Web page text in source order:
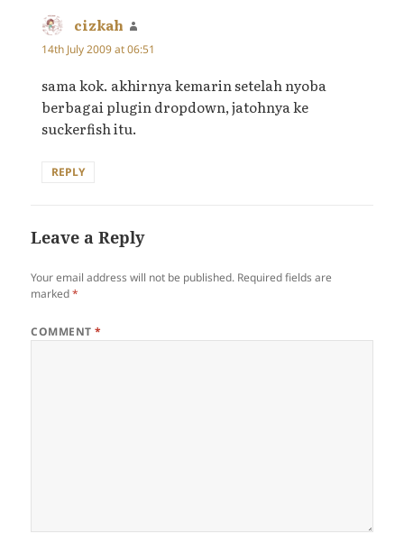
cizkah
14th July 2009 at 06:51
sama kok. akhirnya kemarin setelah nyoba
berbagai plugin dropdown, jatohnya ke
suckerfish itu.
REPLY
Leave a Reply
Your email address will not be published. Required fields are
marked*
COMMENT*